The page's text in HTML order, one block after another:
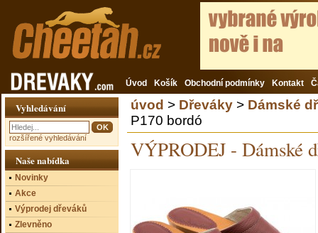
Úvod Košík Obchodní podmínky Kontakt
úvod > Dřeváky > Dámské
P170 bordó
VÝPRODEJ - Dámské
Vyhledávání
rozšířené vyhledávání
Naše nabídka
Novinky
Akce
Výprodej dřeváků
Zlevněno